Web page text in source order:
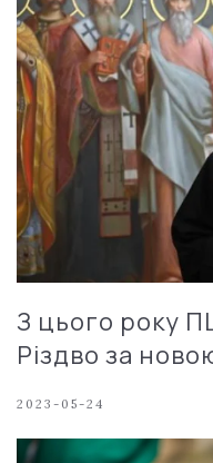
З цього року
Різдво за
2023-05-24